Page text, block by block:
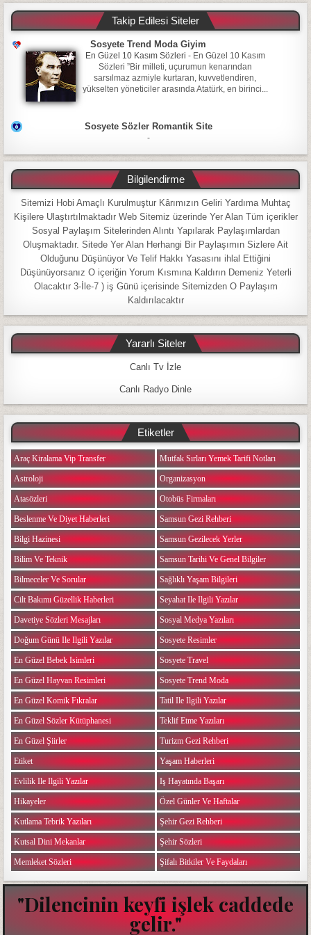
Takip Edilesi Siteler
Sosyete Trend Moda Giyim
En Güzel 10 Kasım Sözleri - En Güzel 10 Kasım
Sözleri ”Bir milleti, uçurumun kenarından
sarsılmaz azmiyle kurtaran, kuvvetlendiren,
yükselten yöneticiler arasında Atatürk, en birinci...
Sosyete Sözler Romantik Site
-
Bilgilendirme
Sitemizi Hobi Amaçlı Kurulmuştur Kârımızın Geliri Yardıma Muhtaç
Kişilere Ulaştırtılmaktadır Web Sitemiz üzerinde Yer Alan Tüm içerikler
Sosyal Paylaşım Sitelerinden Alıntı Yapılarak Paylaşımlardan
Oluşmaktadır. Sitede Yer Alan Herhangi Bir Paylaşımın Sizlere Ait
Olduğunu Düşünüyor Ve Telif Hakkı Yasasını ihlal Ettiğini
Düşünüyorsanız O içeriğin Yorum Kısmına Kaldırın Demeniz Yeterli
Olacaktır 3-İle-7 ) iş Günü içerisinde Sitemizden O Paylaşım
Kaldırılacaktır
Yararlı Siteler
Canlı Tv İzle
Canlı Radyo Dinle
Etiketler
Araç Kiralama Vip Transfer
Astroloji
Atasözleri
Beslenme Ve Diyet Haberleri
Bilgi Hazinesi
Bilim Ve Teknik
Bilmeceler Ve Sorular
Cilt Bakımı Güzellik Haberleri
Davetiye Sözleri Mesajları
Doğum Günü Ile Ilgili Yazılar
En Güzel Bebek Isimleri
En Güzel Hayvan Resimleri
En Güzel Komik Fıkralar
En Güzel Sözler Kütüphanesi
En Güzel Şiirler
Etiket
Evlilik Ile Ilgili Yazılar
Hikayeler
Kutlama Tebrik Yazıları
Kutsal Dini Mekanlar
Memleket Sözleri
Mutfak Sırları Yemek Tarifi Notları
Organizasyon
Otobüs Firmaları
Samsun Gezi Rehberi
Samsun Gezilecek Yerler
Samsun Tarihi Ve Genel Bilgiler
Sağlıklı Yaşam Bilgileri
Seyahat Ile Ilgili Yazılar
Sosyal Medya Yazıları
Sosyete Resimler
Sosyete Travel
Sosyete Trend Moda
Tatil Ile Ilgili Yazılar
Teklif Etme Yazıları
Turizm Gezi Rehberi
Yaşam Haberleri
Iş Hayatında Başarı
Özel Günler Ve Haftalar
Şehir Gezi Rehberi
Şehir Sözleri
Şifalı Bitkiler Ve Faydaları
"Dilencinin keyfi işlek caddede
gelir."